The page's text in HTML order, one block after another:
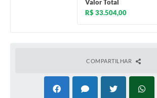
Valor Total
R$ 33.504,00
COMPARTILHAR